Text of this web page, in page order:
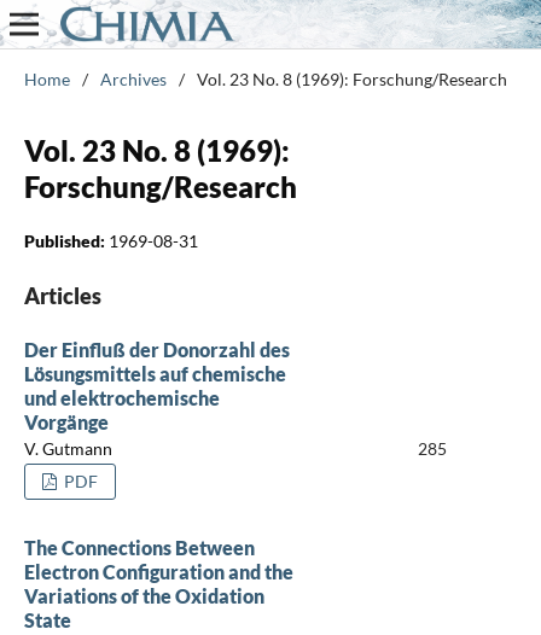
Home / Archives / Vol. 23 No. 8 (1969): Forschung/Research
Vol. 23 No. 8 (1969):
Forschung/Research
Published: 1969-08-31
Articles
Der Einfluß der Donorzahl des
Lösungsmittels auf chemische
und elektrochemische
Vorgänge
V. Gutmann
285
PDF
The Connections Between
Electron Configuration and the
Variations of the Oxidation
State